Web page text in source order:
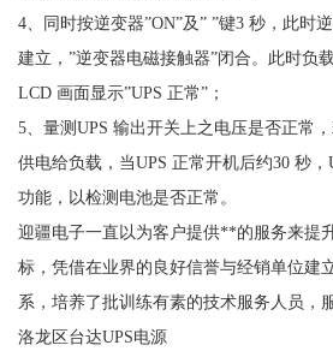
4、同时按逆变器”ON”及” ”键3 秒，此时
建立，”逆变器电磁接触器”闭合。此时负
LCD 画面显示”UPS 正常”；
5、量测UPS 输出开关上之电压是否正常
供电给负载，当UPS 正常开机后约30 秒
功能，以检测电池是否正常。
迎疆电子一直以为客户提供**的服务来提
标，凭借在业界的良好信誉与经销单位建
系，培养了批训练有素的技术服务人员，
洛龙区台达UPS电源